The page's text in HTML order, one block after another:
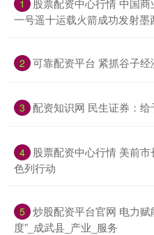
1
股票配资中心行情 中国
一号遥十运载火箭成功发射墨
2 可靠配资平台 紧抓谷子
3 配资知识网 民生证券：
4
股票配资中心行情 美前
色列行动
5 炒股配资平台官网 电力
度”_成武县_产业_服务